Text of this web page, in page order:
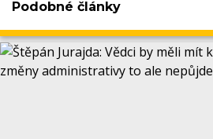
Podobné články